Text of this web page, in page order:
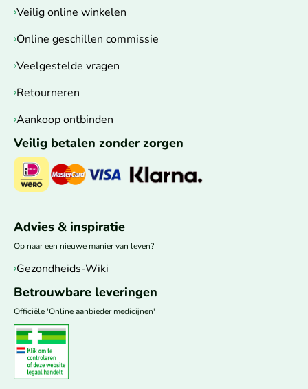
Veilig online winkelen
Online geschillen commissie
Veelgestelde vragen
Retourneren
Aankoop ontbinden
Veilig betalen zonder zorgen
Advies & inspiratie
Op naar een nieuwe manier van leven?
Gezondheids-Wiki
Betrouwbare leveringen
Officiële 'Online aanbieder medicijnen'